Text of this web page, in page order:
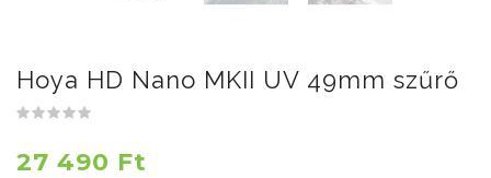
Hoya HD Nano MKII UV 49mm szűrő
27 490 Ft